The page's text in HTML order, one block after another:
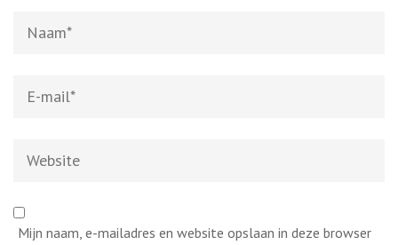
mail*
Mijn naam, e-mailadres en website opslaan in deze browser